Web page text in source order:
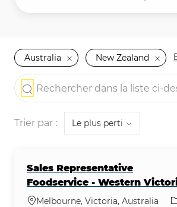
Australia New Zealand
the results are updated
Rechercher dans la liste ci-dessous
Trier par :
Sales Representative
Foodservice - Western
Emplacement
Melbourne, Victoria, Australia